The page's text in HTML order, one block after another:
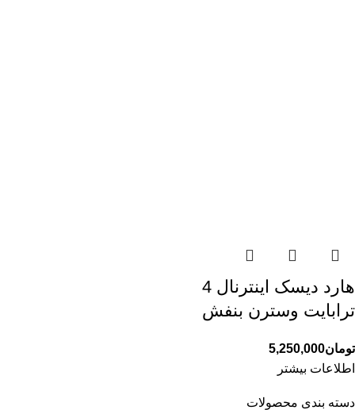
دسته بندی محصولات
هارد دیسک اینترنال 4
ترابایت وسترن بنفش
تومان5,250,000
اطلاعات بیشتر